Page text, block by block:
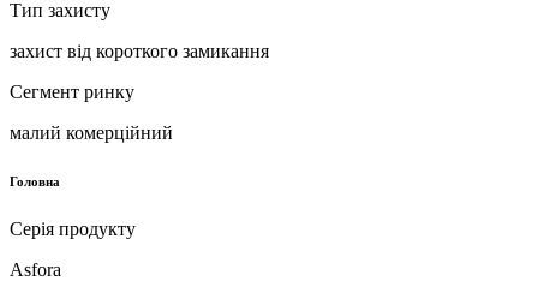
Тип захисту
захист від короткого замикання
Сегмент ринку
малий комерційний
Головна
Серія продукту
Asfora